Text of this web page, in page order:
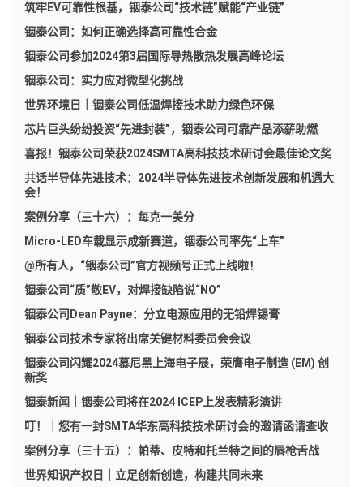
筑牢EV可靠性根基，铟泰公司“技术链”赋能“产业链”
铟泰公司：如何正确选择高可靠性合金
铟泰公司参加2024第3届国际导热散热发展高峰论坛
铟泰公司：实力应对微型化挑战
世界环境日｜铟泰公司低温焊接技术助力绿色环保
芯片巨头纷纷投资“先进封装”，铟泰公司可靠产品添薪助燃
喜报！铟泰公司荣获2024SMTA高科技技术研讨会最佳论文奖
共话半导体先进技术：2024半导体先进技术创新发展和机遇大
会！
案例分享（三十六）：每克一美分
Micro-LED车载显示成新赛道，铟泰公司率先“上车”
@所有人，“铟泰公司”官方视频号正式上线啦！
铟泰公司“质”敬EV，对焊接缺陷说“NO”
铟泰公司Dean Payne：分立电源应用的无铅焊锡膏
铟泰公司技术专家将出席关键材料委员会会议
铟泰公司闪耀2024慕尼黑上海电子展，荣膺电子制造 (EM) 创
新奖
铟泰新闻｜铟泰公司将在2024 ICEP上发表精彩演讲
叮！｜您有一封SMTA华东高科技技术研讨会的邀请函请查收
案例分享（三十五）：帕蒂、皮特和托兰特之间的唇枪舌战
世界知识产权日｜立足创新创造，构建共同未来